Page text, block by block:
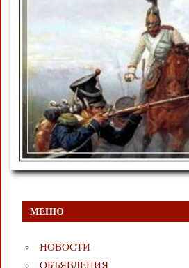
МЕНЮ
НОВОСТИ
ОБЪЯВЛЕНИЯ